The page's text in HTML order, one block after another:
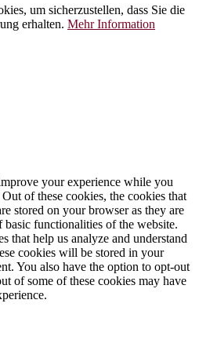
um sicherzustellen, dass Sie die
erhalten. Mehr Information
your experience while you
of these cookies, the cookies that
stored on your browser as they are
functionalities of the website.
that help us analyze and understand
cookies will be stored in your
You also have the option to opt-out
of some of these cookies may have